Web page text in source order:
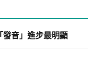
發音」進步最明顯